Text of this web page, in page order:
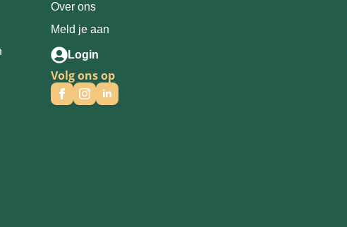
Over ons
Meld je aan
Login
Volg ons op